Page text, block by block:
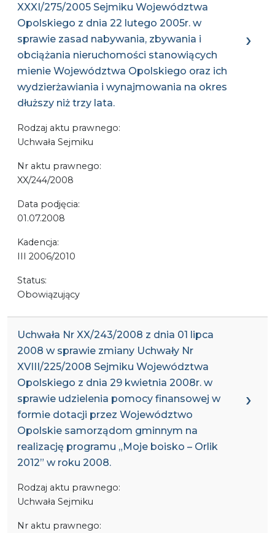
XXXI/275/2005 Sejmiku Województwa
Opolskiego z dnia 22 lutego 2005r. w
sprawie zasad nabywania, zbywania i
obciążania nieruchomości stanowiących
mienie Województwa Opolskiego oraz ich
wydzierżawiania i wynajmowania na okres
dłuższy niż trzy lata.
Rodzaj aktu prawnego:
Uchwała Sejmiku
Nr aktu prawnego:
XX/244/2008
Data podjęcia:
01.07.2008
Kadencja:
III 2006/2010
Status:
Obowiązujący
Uchwała Nr XX/243/2008 z dnia 01 lipca
2008 w sprawie zmiany Uchwały Nr
XVIII/225/2008 Sejmiku Województwa
Opolskiego z dnia 29 kwietnia 2008r. w
sprawie udzielenia pomocy finansowej w
formie dotacji przez Województwo
Opolskie samorządom gminnym na
realizację programu „Moje boisko – Orlik
2012” w roku 2008.
Rodzaj aktu prawnego:
Uchwała Sejmiku
Nr aktu prawnego: